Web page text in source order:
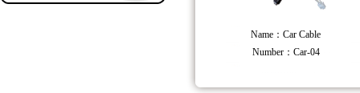
Name：Car Cable
Number：Car-04